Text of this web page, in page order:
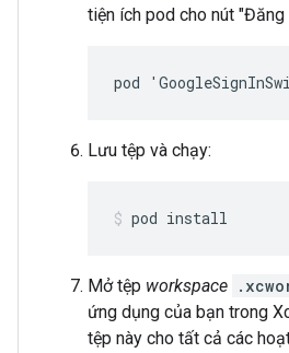
tiện ích pod cho nút "Đăng
pod
Lưu tệp và chạy:
pod install
Mở tệp workspace
ứng dụng của bạn trong
tệp này cho tất cả các